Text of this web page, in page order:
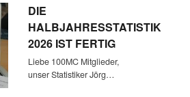
DIE
HALBJAHRESSTATISTIK
2026 IST FERTIG
Liebe 100MC Mitglieder,
unser Statistiker Jörg…